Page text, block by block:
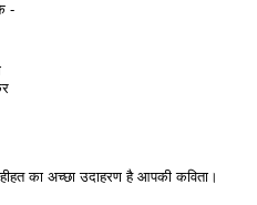
-
का अच्छा उदाहरण है आपकी कविता।